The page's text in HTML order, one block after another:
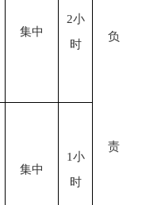
负
责
集中
2小
时
集中
1小
时